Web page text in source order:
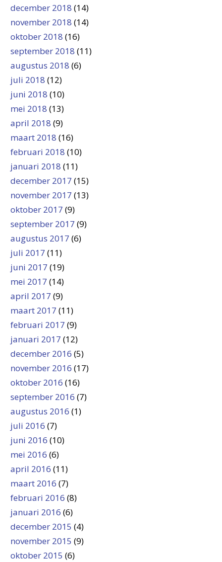
december 2018 (14)
november 2018 (14)
oktober 2018 (16)
september 2018 (11)
augustus 2018 (6)
juli 2018 (12)
juni 2018 (10)
mei 2018 (13)
april 2018 (9)
maart 2018 (16)
februari 2018 (10)
januari 2018 (11)
december 2017 (15)
november 2017 (13)
oktober 2017 (9)
september 2017 (9)
augustus 2017 (6)
juli 2017 (11)
juni 2017 (19)
mei 2017 (14)
april 2017 (9)
maart 2017 (11)
februari 2017 (9)
januari 2017 (12)
december 2016 (5)
november 2016 (17)
oktober 2016 (16)
september 2016 (7)
augustus 2016 (1)
juli 2016 (7)
juni 2016 (10)
mei 2016 (6)
april 2016 (11)
maart 2016 (7)
februari 2016 (8)
januari 2016 (6)
december 2015 (4)
november 2015 (9)
oktober 2015 (6)